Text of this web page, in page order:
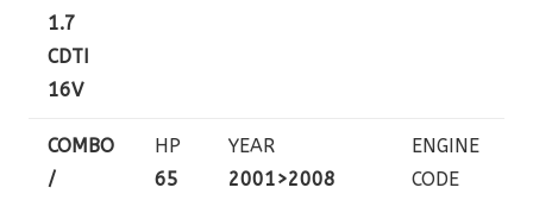
1.7
CDTI
16V
COMBO
/
HP
65
YEAR
2001>2008
ENGINE
CODE